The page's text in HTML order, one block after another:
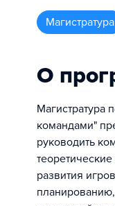
магистратура
О
командами"
руководить
развития